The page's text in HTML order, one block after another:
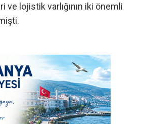
ve lojistik varlığının iki önemli